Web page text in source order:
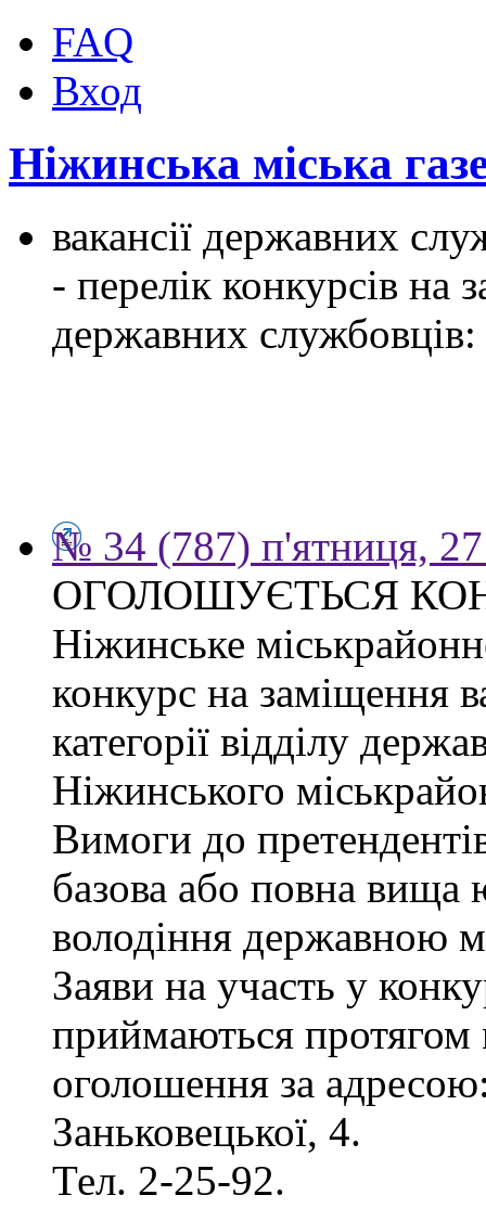
FAQ
Вход
Ніжинська міська
вакансії державних
- перелік конкурсів на
державних службовців:
№ 34 (787) п'ятниця,
ОГОЛОШУЄТЬСЯ
Ніжинське
конкурс на заміщення
категорії відділу
Ніжинського
Вимоги до
базова або повна вища
володіння державною
Заяви на участь у
приймаються протягом
оголошення за
Заньковецької, 4.
Тел. 2-25-92.